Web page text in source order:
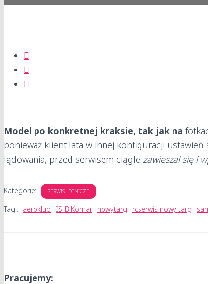
Model po konkretnej kraksie, tak jak na
ponieważ klient lata w innej konfiguracji ustawień
lądowania, przed serwisem ciągle zawieszał się i
Kategorie: SERWIS LOTNICZE
Tagi: aeroklub IS-B Komar nowytarg rcserwis nowy targ
Pracujemy: